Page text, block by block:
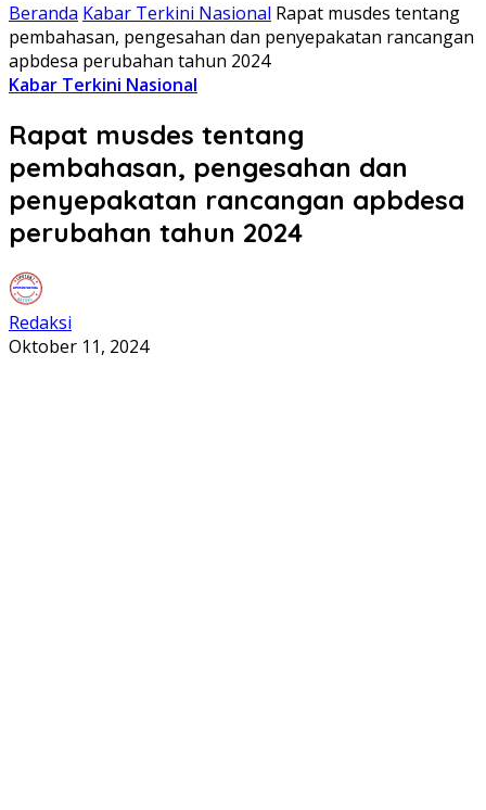
Beranda Kabar Terkini Nasional Rapat musdes tentang
pembahasan, pengesahan dan penyepakatan rancangan
apbdesa perubahan tahun 2024
Kabar Terkini Nasional
Rapat musdes tentang
pembahasan, pengesahan dan
penyepakatan rancangan apbdesa
perubahan tahun 2024
Redaksi
Oktober 11, 2024